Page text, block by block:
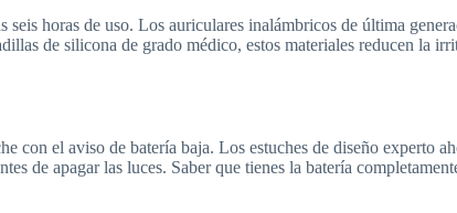
seis horas de uso. Los auriculares inalámbricos de última
de silicona de grado médico, estos materiales reducen la
con el aviso de batería baja. Los estuches de diseño experto
de apagar las luces. Saber que tienes la batería